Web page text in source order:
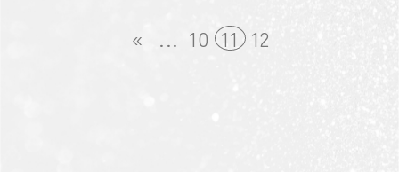
« ... 10 11 12